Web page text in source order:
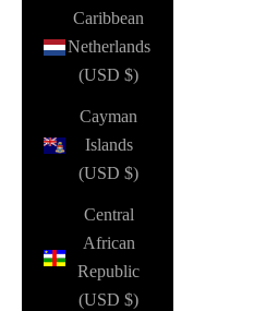
Caribbean
Netherlands
(USD $)
Cayman
Islands
(USD $)
Central
African
Republic
(USD $)